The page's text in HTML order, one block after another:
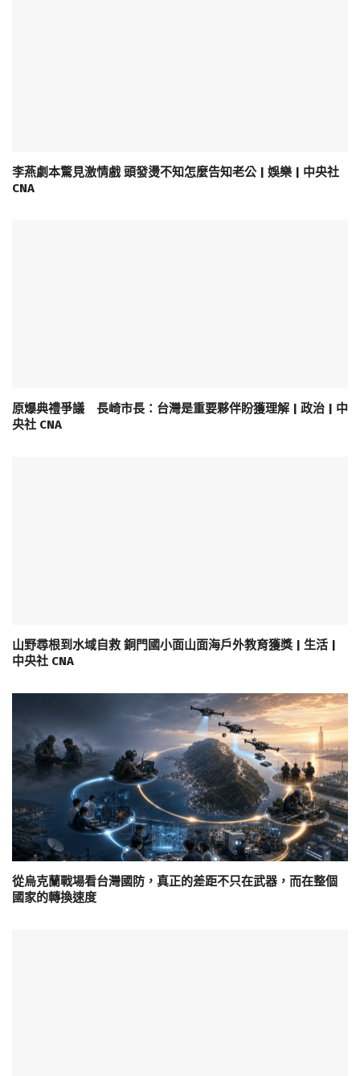
李燕劇本驚見激情戲 頭發燙不知怎麼告知老公 | 娛樂 | 中央社
CNA
原爆典禮爭議 長崎市長：台灣是重要夥伴盼獲理解 | 政治 | 中
央社 CNA
山野尋根到水域自救 銅門國小面山面海戶外教育獲獎 | 生活 |
中央社 CNA
從烏克蘭戰場看台灣國防，真正的差距不只在武器，而在整個
國家的轉換速度